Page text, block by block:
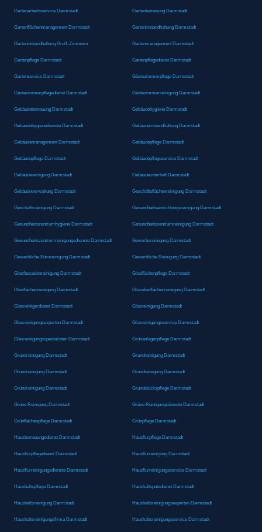
Gartenarbeitsservice Darmstadt Gartenbetreuung Darmstadt
Gartenflächenmanagement Darmstadt Garteninstandhaltung Darmstadt
Garteninstandhaltung Groß-Zimmern Gartenmanagement Darmstadt
Gartenpflege Darmstadt Gartenpflegedienst Darmstadt
Gartenservice Darmstadt Gästezimmerpflege Darmstadt
Gästezimmerpflegedienst Darmstadt Gästezimmerreinigung Darmstadt
Gebäudebetreuung Darmstadt Gebäudehygiene Darmstadt
Gebäudehygienedienste Darmstadt Gebäudeinstandhaltung Darmstadt
Gebäudemanagement Darmstadt Gebäudepflege Darmstadt
Gebäudepflege Darmstadt Gebäudepflegeservice Darmstadt
Gebäudereinigung Darmstadt Gebäudeunterhalt Darmstadt
Gebäudeverwaltung Darmstadt Geschäftsflächenreinigung Darmstadt
Geschäftsreinigung Darmstadt Gesundheitseinrichtungsreinigung Darmstadt
Gesundheitszentrumhygiene Darmstadt Gesundheitszentrumreinigung Darmstadt
Gesundheitszentrumreinigungsdienste Darmstadt Gewerbereinigung Darmstadt
Gewerbliche Büroreinigung Darmstadt Gewerbliche Reinigung Darmstadt
Glasfassadenreinigung Darmstadt Glasflächenpflege Darmstadt
Glasflächenreinigung Darmstadt Glasoberflächenreinigung Darmstadt
Glasreinigerdienst Darmstadt Glasreinigung Darmstadt
Glasreinigungsexperten Darmstadt Glasreinigungsservice Darmstadt
Glasreinigungsspezialisten Darmstadt Grünanlagenpflege Darmstadt
Grundreinigung Darmstadt Grundreinigung Darmstadt
Grundreinigung Darmstadt Grundreinigung Darmstadt
Grundreinigung Darmstadt Grundstückspflege Darmstadt
Grüne Reinigung Darmstadt Grüne Reinigungsdienste Darmstadt
Grünflächenpflege Darmstadt Grünpflege Darmstadt
Hausbetreuungsdienst Darmstadt Hausflurpflege Darmstadt
Hausflurpflegedienst Darmstadt Hausflurreinigung Darmstadt
Hausflurreinigungsdienste Darmstadt Hausflurreinigungsservice Darmstadt
Haushaltspflege Darmstadt Haushaltsputzdienst Darmstadt
Haushaltsreinigung Darmstadt Haushaltsreinigungsexperten Darmstadt
Haushaltsreinigungsfirma Darmstadt Haushaltsreinigungsservice Darmstadt